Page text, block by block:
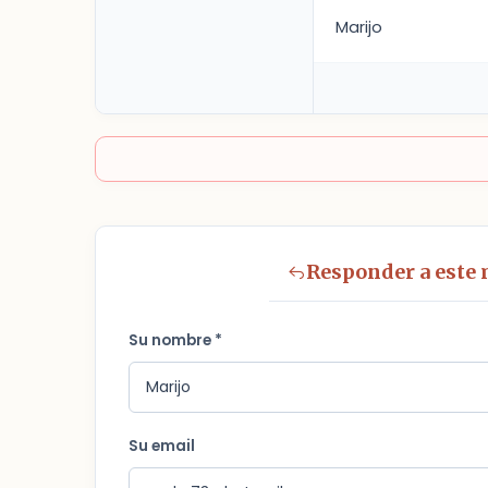
Marijo
Responder a este
Su nombre *
Su email